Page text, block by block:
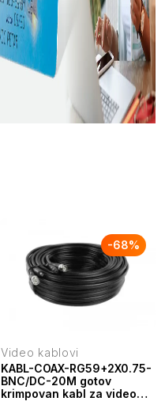
-68%
Video kablovi
KABL-COAX-RG59+2X0.75-
BNC/DC-20M gotov
krimpovan kabl za video